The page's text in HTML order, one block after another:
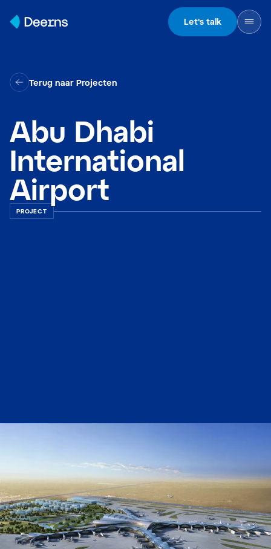
Let's talk
Terug naar Projecten
Abu Dhabi
International
Airport
PROJECT